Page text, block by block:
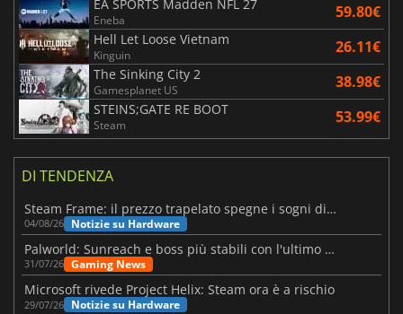
EA SPORTS Madden NFL 27
Eneba 59.80€
Hell Let Loose Vietnam
Kinguin 26.11€
The Sinking City 2
Gamesplanet US 38.98€
STEINS;GATE RE BOOT
Steam 53.99€
DI TENDENZA
Steam Frame: il prezzo trapelato spegne i sogni di un VR economico
04/08/26 Notizie su Hardware
Palworld: Sunreach e boss più stabili con l'ultimo update
31/07/26 Gaming News
Microsoft rivede Project Helix: Steam ora è a rischio
29/07/26 Notizie su Hardware